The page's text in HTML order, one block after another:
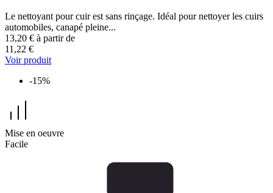
Le nettoyant pour cuir est sans rinçage. Idéal pour nettoyer les cuirs
automobiles, canapé pleine...
13,20 € à partir de
11,22 €
Voir produit
-15%
Mise en oeuvre
Facile